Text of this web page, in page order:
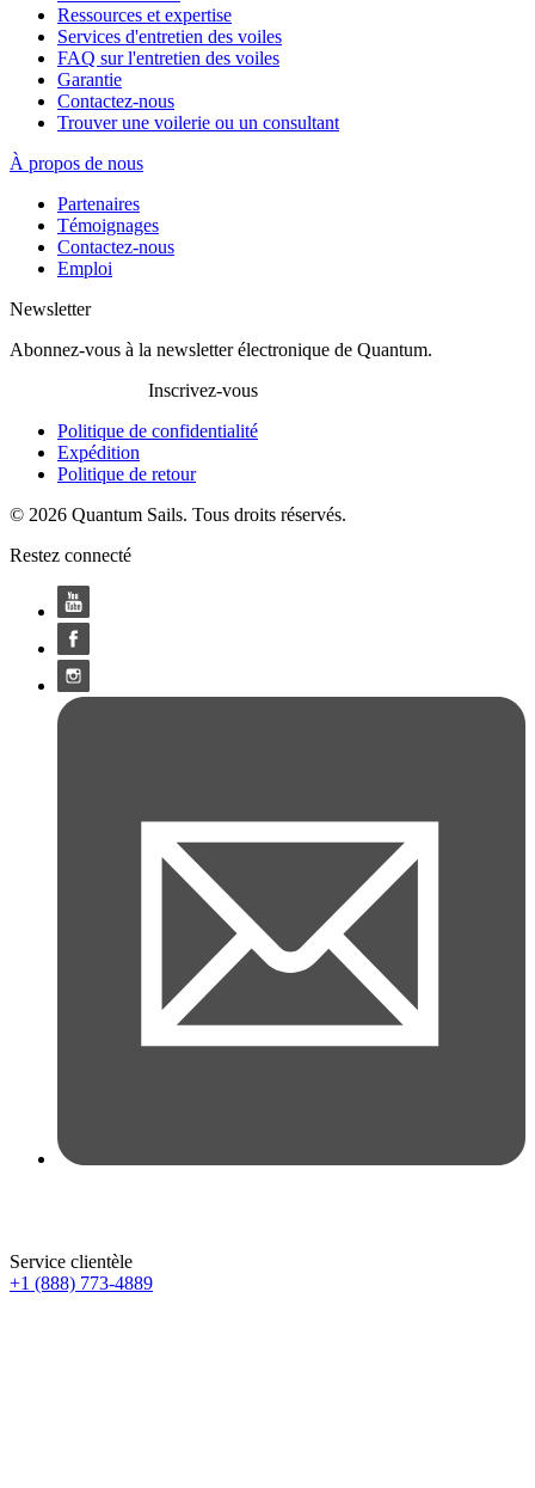
Ressources et expertise
Services d'entretien des voiles
FAQ sur l'entretien des voiles
Garantie
Contactez-nous
Trouver une voilerie ou un consultant
À propos de nous
Partenaires
Témoignages
Contactez-nous
Emploi
Newsletter
Abonnez-vous à la newsletter électronique de Quantum.
Inscrivez-vous
Politique de confidentialité
Expédition
Politique de retour
© 2026 Quantum Sails. Tous droits réservés.
Restez connecté
Service clientèle
+1 (888) 773-4889